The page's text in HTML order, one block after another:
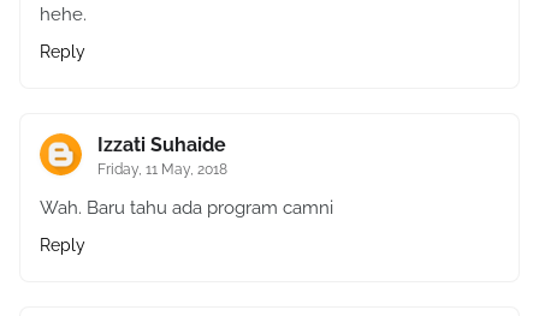
hehe.
Reply
Izzati Suhaide
Friday, 11 May, 2018
Wah. Baru tahu ada program camni
Reply